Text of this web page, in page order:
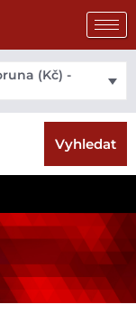
(Kč) -
Vyhledat